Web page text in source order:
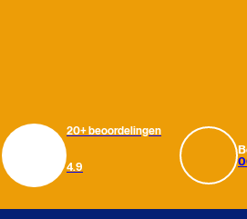
20+ beoordelingen
4.9